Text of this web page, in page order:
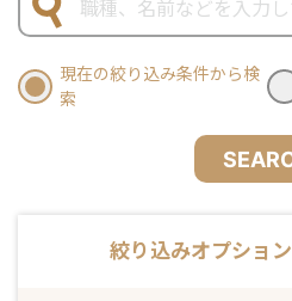
現在の絞り込み条件から検
索
絞り込みオプショ